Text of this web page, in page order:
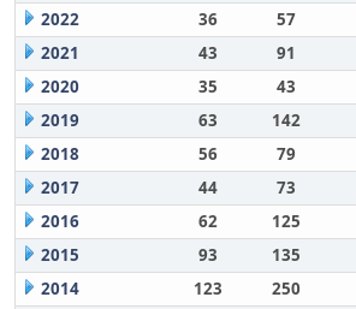
2022
36 57
2021
43 91
2020
35 43
2019
63 142
2018
56 79
2017
44 73
2016
62 125
2015
93 135
2014
123 250